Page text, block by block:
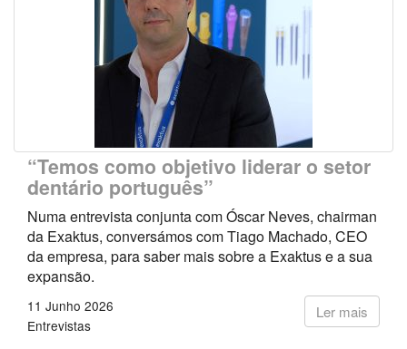
“Temos como objetivo liderar o setor
dentário português”
Numa entrevista conjunta com Óscar Neves, chairman
da Exaktus, conversámos com Tiago Machado, CEO
da empresa, para saber mais sobre a Exaktus e a sua
expansão.
Ler mais
11 Junho 2026
Entrevistas